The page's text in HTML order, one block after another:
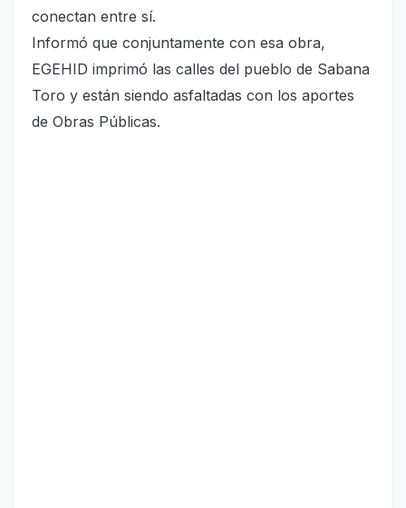
conectan entre sí.
Informó que conjuntamente con esa obra,
EGEHID imprimó las calles del pueblo de Sabana
Toro y están siendo asfaltadas con los aportes
de Obras Públicas.